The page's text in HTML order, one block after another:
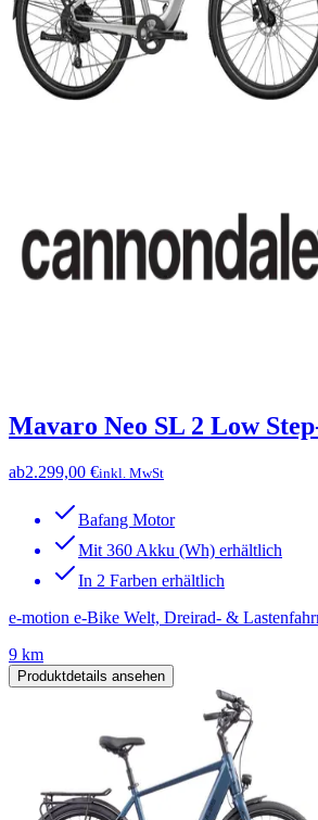
Mavaro Neo SL 2 Low
ab2.299,00 €inkl. MwSt
Bafang Motor
Mit 360 Akku (Wh) erhältlich
In 2 Farben erhältlich
e-motion e-Bike Welt, Dreirad- &
9 km
Produktdetails ansehen